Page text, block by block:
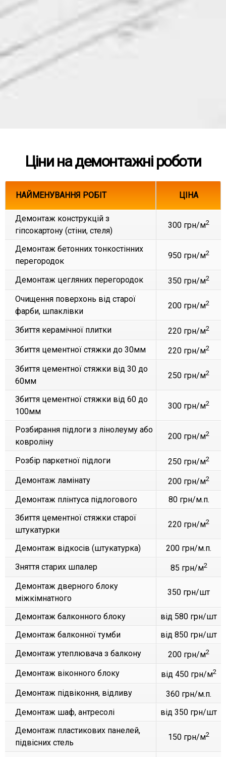
Ціни на демонтажні роботи
НАЙМЕНУВАННЯ РОБІТ ЦІНА
Демонтаж конструкцій з
гіпсокартону (стіни, стеля)
300 грн/м2
Демонтаж бетонних тонкостінних
перегородок
950 грн/м2
Демонтаж цегляних перегородок 350 грн/м2
Очищення поверхонь від старої
фарби, шпаклівки
200 грн/м2
Збиття керамічної плитки 220 грн/м2
Збиття цементної стяжки до 30мм 220 грн/м2
Збиття цементної стяжки від 30 до
60мм
250 грн/м2
Збиття цементної стяжки від 60 до
100мм
300 грн/м2
Розбирання підлоги з лінолеуму або
ковроліну
200 грн/м2
Розбір паркетної підлоги 250 грн/м2
Демонтаж ламінату 200 грн/м2
Демонтаж плінтуса підлогового
80 грн/м.п.
Збиття цементної стяжки старої
штукатурки
220 грн/м2
Демонтаж відкосів (штукатурка)
200 грн/м.п.
Зняття старих шпалер
85 грн/м2
Демонтаж дверного блоку
міжкімнатного
350 грн/шт
Демонтаж балконного блоку
від 580 грн/шт
Демонтаж балконної тумби
від 850 грн/шт
Демонтаж утеплювача з балкону
200 грн/м2
Демонтаж віконного блоку від 450 грн/м2
Демонтаж підвіконня, відливу
360 грн/м.п.
Демонтаж шаф, антресолі
від 350 грн/шт
Демонтаж пластикових панелей,
підвісних стель
150 грн/м2